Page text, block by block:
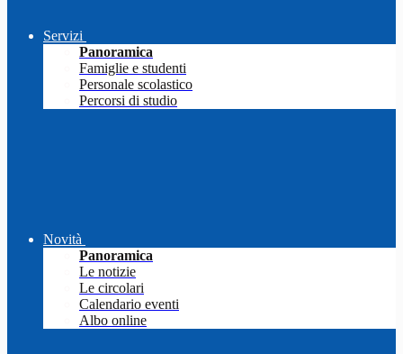
Servizi
Panoramica
Famiglie e studenti
Personale scolastico
Percorsi di studio
Novità
Panoramica
Le notizie
Le circolari
Calendario eventi
Albo online